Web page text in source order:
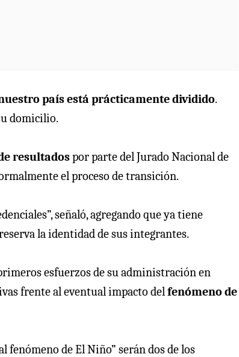
país está prácticamente dividido.
domicilio.
resultadospor parte del Jurado Nacional de
el proceso de transición.
señaló, agregando que ya tiene
la identidad de sus integrantes.
esfuerzos de su administración en
frente al eventual impacto delfenómeno de
fenómeno de El Niño” serán dos de los